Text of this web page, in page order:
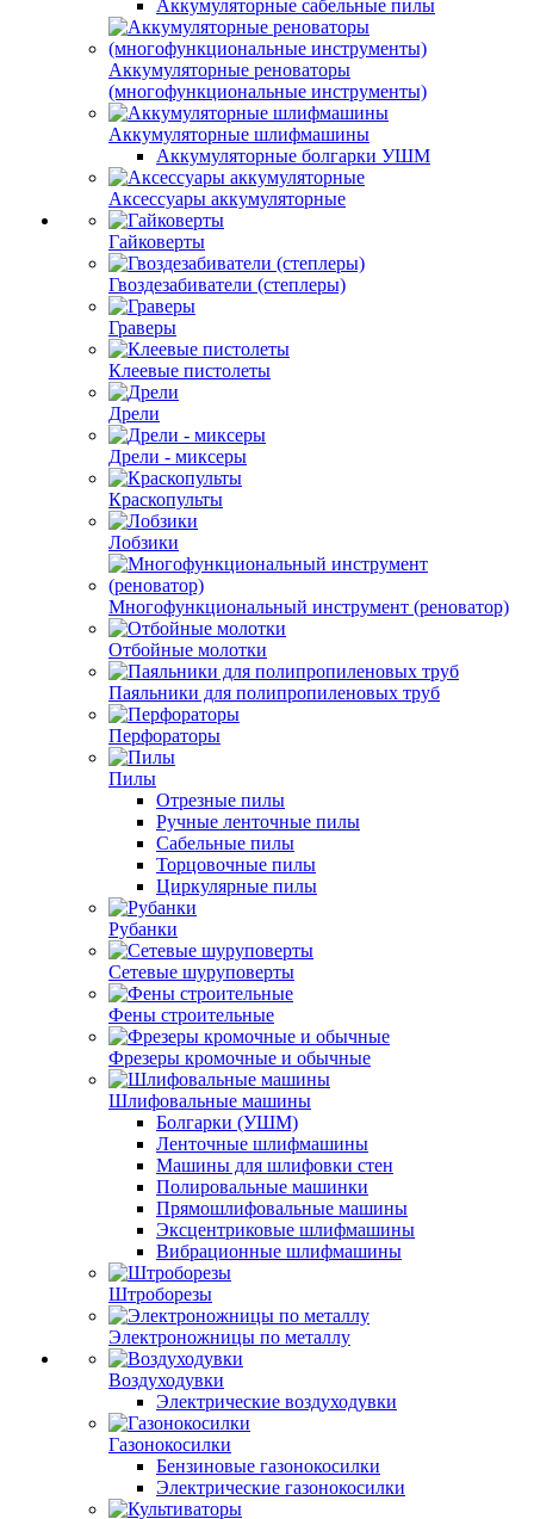
Аккумуляторные сабельные пилы
Аккумуляторные реноваторы
(многофункциональные инструменты)
Аккумуляторные шлифмашины
Аккумуляторные болгарки УШМ
Аксессуары аккумуляторные
Гайковерты
Гвоздезабиватели (степлеры)
Граверы
Клеевые пистолеты
Дрели
Дрели - миксеры
Краскопульты
Лобзики
Многофункциональный инструмент (реноватор)
Отбойные молотки
Паяльники для полипропиленовых труб
Перфораторы
Пилы
Отрезные пилы
Ручные ленточные пилы
Сабельные пилы
Торцовочные пилы
Циркулярные пилы
Рубанки
Сетевые шуруповерты
Фены строительные
Фрезеры кромочные и обычные
Шлифовальные машины
Болгарки (УШМ)
Ленточные шлифмашины
Машины для шлифовки стен
Полировальные машинки
Прямошлифовальные машины
Эксцентриковые шлифмашины
Вибрационные шлифмашины
Штроборезы
Электроножницы по металлу
Воздуходувки
Электрические воздуходувки
Газонокосилки
Бензиновые газонокосилки
Электрические газонокосилки